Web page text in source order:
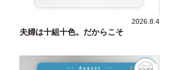
2026.8.4
夫婦は十組十色。だからこそ